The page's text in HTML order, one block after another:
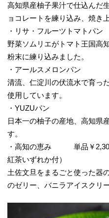
高知県産柚子果汁で仕込んだ
ョコレートを練り込み、焼き
・リサ・フルーツトマ
野菜ソムリエがトマト王国高
粉末に練り込みました。
・アールスメロン
清流、仁淀川の伏流水で育っ
使用しています。
・YUZUパン
日本一の柚子の産地、高知県
す。
・高知の恵み 単品￥2,300
紅茶いずれか付）
土佐文旦をまるごと使った器
のゼリー、バニラアイスクリ